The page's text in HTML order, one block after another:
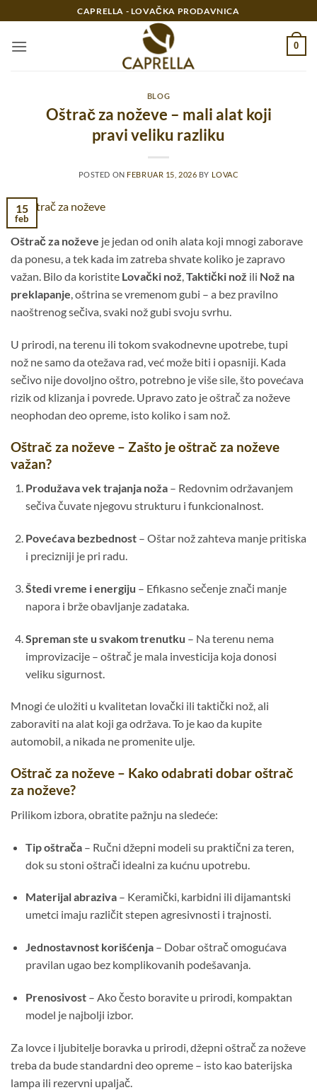
na
sadržaj
CAPRELLA - LOVAČKA PRODAVNICA
0
BLOG
Oštrač za noževe – mali alat koji
pravi veliku razliku
POSTED ON FEBRUAR 15, 2026 BY LOVAC
15
feb
Oštrač za noževe je jedan od onih alata koji mnogi zaborave
da ponesu, a tek kada im zatreba shvate koliko je zapravo
važan. Bilo da koristite Lovački nož,Taktički nož ili Nož na
preklapanje, oštrina se vremenom gubi – a bez pravilno
naoštrenog sečiva, svaki nož gubi svoju svrhu.
U prirodi, na terenu ili tokom svakodnevne upotrebe, tupi
nož ne samo da otežava rad, već može biti i opasniji. Kada
sečivo nije dovoljno oštro, potrebno je više sile, što povećava
rizik od klizanja i povrede. Upravo zato je oštrač za noževe
neophodan deo opreme, isto koliko i sam nož.
Oštrač za noževe – Zašto je oštrač za noževe
važan?
Produžava vek trajanja noža– Redovnim održavanjem
sečiva čuvate njegovu strukturu i funkcionalnost.
Povećava bezbednost– Oštar nož zahteva manje pritiska
i precizniji je pri radu.
Štedi vreme i energiju – Efikasno sečenje znači manje
napora i brže obavljanje zadataka.
Spreman ste u svakom trenutku – Na terenu nema
improvizacije – oštrač je mala investicija koja donosi
veliku sigurnost.
Mnogi će uložiti u kvalitetan lovački ili taktički nož, ali
zaboraviti na alat koji ga održava. To je kao da kupite
automobil, a nikada ne promenite ulje.
Oštrač za noževe – Kako odabrati dobar oštrač
za noževe?
Prilikom izbora, obratite pažnju na sledeće:
Tip oštrača– Ručni džepni modeli su praktični za teren,
dok su stoni oštrači idealni za kućnu upotrebu.
Materijal abraziva– Keramički, karbidni ili dijamantski
umetci imaju različit stepen agresivnosti i trajnosti.
Jednostavnost korišćenja– Dobar oštrač omogućava
pravilan ugao bez komplikovanih podešavanja.
Prenosivost– Ako često boravite u prirodi, kompaktan
model je najbolji izbor.
Za lovce i ljubitelje boravka u prirodi, džepni oštrač za noževe
treba da bude standardni deo opreme – isto kao baterijska
lampa ili rezervni upaljač.